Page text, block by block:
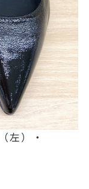
左）・